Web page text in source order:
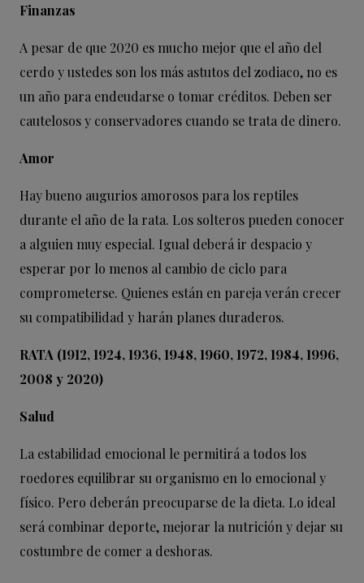
Finanzas
A pesar de que 2020 es mucho mejor que el año del
cerdo y ustedes son los más astutos del zodiaco, no es
un año para endeudarse o tomar créditos. Deben ser
cautelosos y conservadores cuando se trata de dinero.
Amor
Hay bueno augurios amorosos para los reptiles
durante el año de la rata. Los solteros pueden conocer
a alguien muy especial. Igual deberá ir despacio y
esperar por lo menos al cambio de ciclo para
comprometerse. Quienes están en pareja verán crecer
su compatibilidad y harán planes duraderos.
RATA (1912, 1924, 1936, 1948, 1960, 1972, 1984, 1996,
2008 y 2020)
Salud
La estabilidad emocional le permitirá a todos los
roedores equilibrar su organismo en lo emocional y
físico. Pero deberán preocuparse de la dieta. Lo ideal
será combinar deporte, mejorar la nutrición y dejar su
costumbre de comer a deshoras.